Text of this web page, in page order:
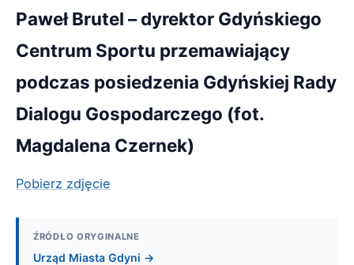
Paweł Brutel – dyrektor Gdyńskiego
Centrum Sportu przemawiający
podczas posiedzenia Gdyńskiej Rady
Dialogu Gospodarczego (fot.
Magdalena Czernek)
Pobierz zdjęcie
ŹRÓDŁO ORYGINALNE
Urząd Miasta Gdyni →